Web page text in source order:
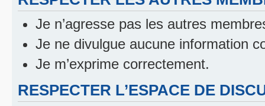
Je n’agresse pas les autres
Je ne divulgue aucune information
Je m’exprime correctement.
RESPECTER L’ESPACE DE